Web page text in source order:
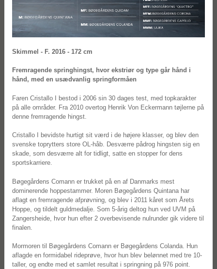
Skimmel - F. 2016 - 172 cm
Fremragende springhingst, hvor ekstriør og type går hånd i
hånd, med en usædvanlig springformåen
Faren Cristallo I bestod i 2006 sin 30 dages test, med topkarakter
på alle områder. Fra 2010 overtog Henrik Von Eckermann tøjlerne på
denne fremragende hingst.
Cristallo I bevidste hurtigt sit værd i de højere klasser, og blev den
svenske toprytters store OL-håb. Desværre pådrog hingsten sig en
skade, som desværre alt for tidligt, satte en stopper for dens
sportskarriere.
Bøgegårdens Comann er trukket på en af Danmarks mest
dominerende hoppestammer. Moren Bøgegårdens Quintana har
aflagt en fremragende afprøvning, og blev i 2011 kåret som Årets
Hoppe, og tildelt guldmedalje. Som 5-årig deltog hun ved UVM på
Zangersheide, hvor hun efter 2 overbevisende nulrunder gik videre til
finalen.
Mormoren til Bøgegårdens Comann er Bøgegårdens Colanda. Hun
aflagde en formidabel rideprøve, hvor hun blev belønnet med tre 10-
taller, og endte med et samlet resultat i springning på 976 point.